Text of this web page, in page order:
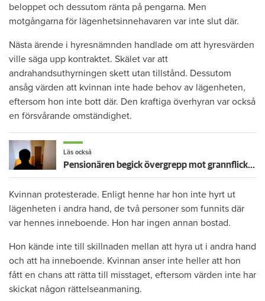
beloppet och dessutom ränta på pengarna. Men
motgångarna för lägenhetsinnehavaren var inte slut där.
Nästa ärende i hyresnämnden handlade om att hyresvärden
ville säga upp kontraktet. Skälet var att
andrahandsuthyrningen skett utan tillstånd. Dessutom
ansåg värden att kvinnan inte hade behov av lägenheten,
eftersom hon inte bott där. Den kraftiga överhyran var också
en försvårande omständighet.
Läs också
Pensionären begick övergrepp mot grannflickan – nu vräks han
Kvinnan protesterade. Enligt henne har hon inte hyrt ut
lägenheten i andra hand, de två personer som funnits där
var hennes inneboende. Hon har ingen annan bostad.
Hon kände inte till skillnaden mellan att hyra ut i andra hand
och att ha inneboende. Kvinnan anser inte heller att hon
fått en chans att rätta till misstaget, eftersom värden inte har
skickat någon rättelseanmaning.